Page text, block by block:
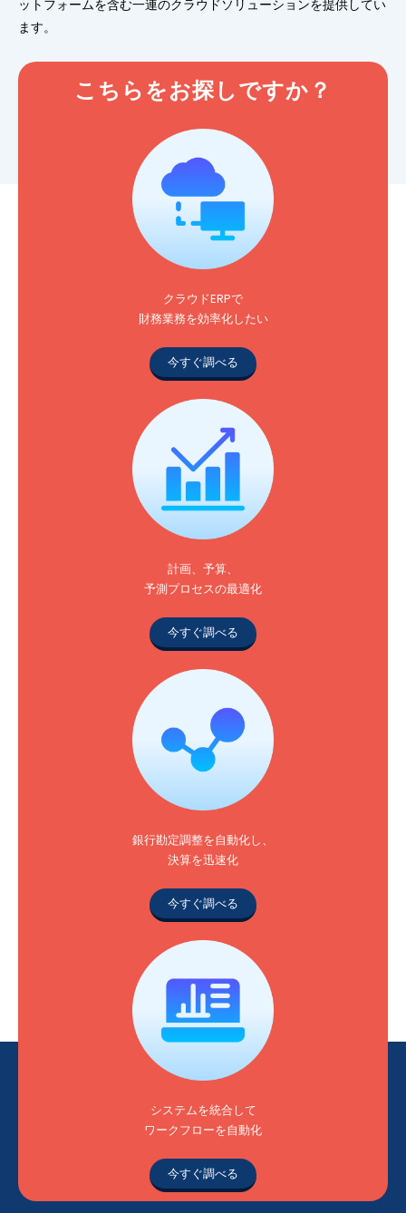
ットフォームを含む一連のクラウドソリューションを提供してい
ます。
こちらをお探しですか？
クラウドERPで
財務業務を効率化したい
今すぐ調べる
計画、予算、
予測プロセスの最適化
今すぐ調べる
銀行勘定調整を自動化し、
決算を迅速化
今すぐ調べる
システムを統合して
ワークフローを自動化
今すぐ調べる